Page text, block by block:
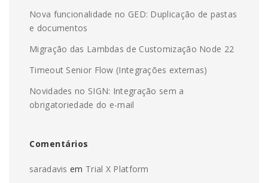
Nova funcionalidade no GED: Duplicação de pastas
e documentos
Migração das Lambdas de Customização Node 22
Timeout Senior Flow (Integrações externas)
Novidades no SIGN: Integração sem a
obrigatoriedade do e-mail
Comentários
saradavis em Trial X Platform